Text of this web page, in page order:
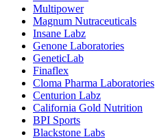
Multipower
Magnum Nutraceuticals
Insane Labz
Genone Laboratories
GeneticLab
Finaflex
Cloma Pharma Laboratories
Centurion Labz
California Gold Nutrition
BPI Sports
Blackstone Labs